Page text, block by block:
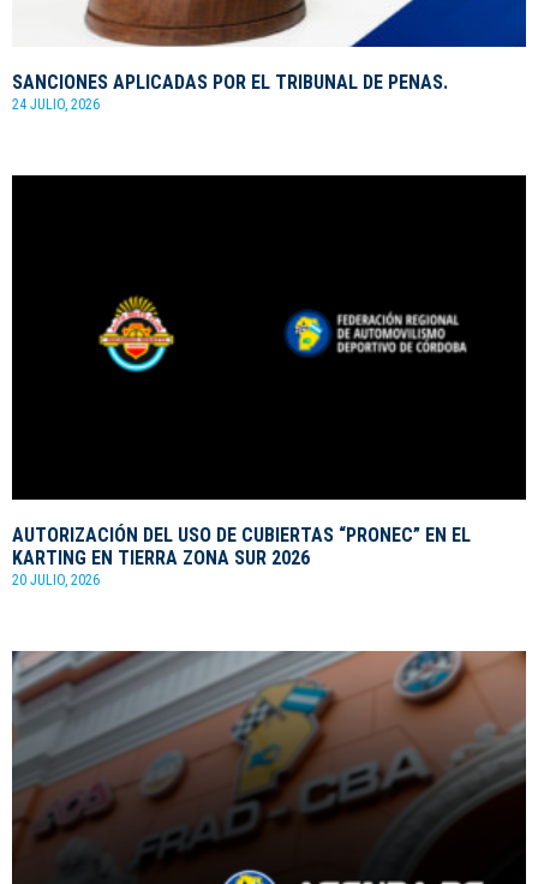
SANCIONES APLICADAS POR EL TRIBUNAL DE PENAS.
24 JULIO, 2026
AUTORIZACIÓN DEL USO DE CUBIERTAS “PRONEC” EN EL
KARTING EN TIERRA ZONA SUR 2026
20 JULIO, 2026